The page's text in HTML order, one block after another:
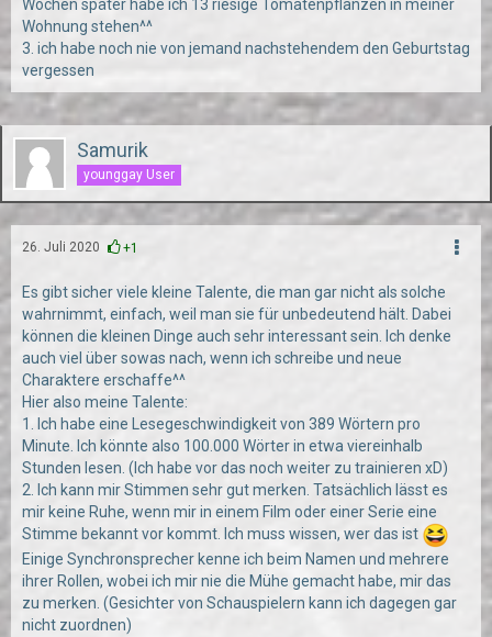
Wochen später habe ich 13 riesige Tomatenpflanzen in meiner
Wohnung stehen^^
3. ich habe noch nie von jemand nachstehendem den Geburtstag
vergessen
Samurik
younggay User
26. Juli 2020 +1
Es gibt sicher viele kleine Talente, die man gar nicht als solche
wahrnimmt, einfach, weil man sie für unbedeutend hält. Dabei
können die kleinen Dinge auch sehr interessant sein. Ich denke
auch viel über sowas nach, wenn ich schreibe und neue
Charaktere erschaffe^^
Hier also meine Talente:
1. Ich habe eine Lesegeschwindigkeit von 389 Wörtern pro
Minute. Ich könnte also 100.000 Wörter in etwa viereinhalb
Stunden lesen. (Ich habe vor das noch weiter zu trainieren xD)
2. Ich kann mir Stimmen sehr gut merken. Tatsächlich lässt es
mir keine Ruhe, wenn mir in einem Film oder einer Serie eine
Stimme bekannt vor kommt. Ich muss wissen, wer das ist
Einige Synchronsprecher kenne ich beim Namen und mehrere
ihrer Rollen, wobei ich mir nie die Mühe gemacht habe, mir das
zu merken. (Gesichter von Schauspielern kann ich dagegen gar
nicht zuordnen)